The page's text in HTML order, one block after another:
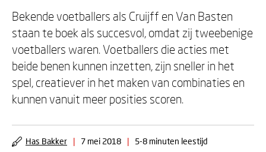
Bekende voetballers als Cruijff en Van Basten
staan te boek als succesvol, omdat zij tweebenige
voetballers waren. Voetballers die acties met
beide benen kunnen inzetten, zijn sneller in het
spel, creatiever in het maken van combinaties en
kunnen vanuit meer posities scoren.
Has Bakker | 7 mei 2018 | 5-8 minuten leestijd